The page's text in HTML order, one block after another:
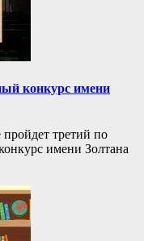
конкурс имени
третий по
имени Золтана